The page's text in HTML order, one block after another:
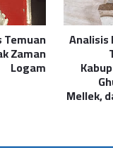
Analisis
Mellek,
Temuan
Zaman
Logam